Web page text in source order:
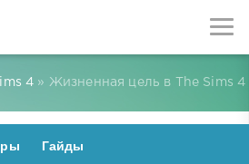
4 » Жизненная цель в The Sims
Гайды